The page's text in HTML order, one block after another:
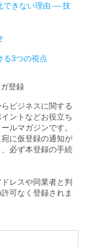
できない理由 ― 技
る3つの視点
ガ登録
ビジネスに関する
ントなどお役立ち
ルマガジンです。
に仮登録の通知が
必ず本登録の手続
レスや同業者と判
可なく登録されま